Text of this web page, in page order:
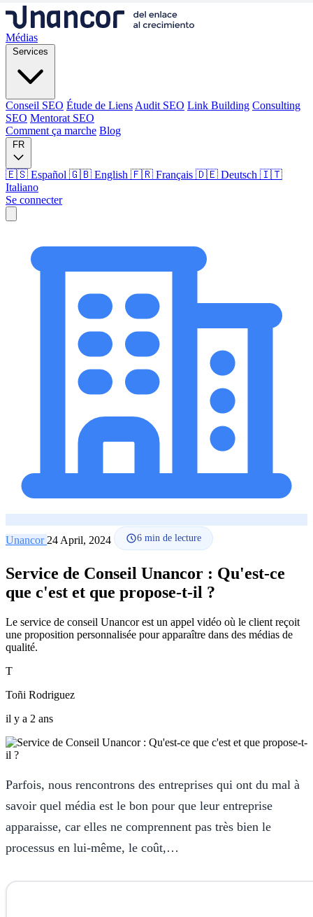
Médias
Services
Conseil SEO Étude de Liens Audit SEO Link Building Consulting
SEO Mentorat SEO
Comment ça marche Blog
FR
🇪🇸 Español 🇬🇧 English 🇫🇷 Français 🇩🇪 Deutsch 🇮🇹
Italiano
Se connecter
Étude de LiensAudit SEO
Mentorat SEO
Comment ça marche Blog
🇬🇧 EN🇫🇷 FR🇩🇪 DE 🇮🇹 IT
Unancor 24 April, 2024 6 min de lecture
Service de Conseil Unancor : Qu'est-ce
que c'est et que propose-t-il ?
Le service de conseil Unancor est un appel vidéo où le client reçoit
une proposition personnalisée pour apparaître dans des médias de
qualité.
T
Toñi Rodriguez
il y a 2 ans
Parfois, nous rencontrons des entreprises qui ont du mal à
savoir quel média est le bon pour que leur entreprise
apparaisse, car elles ne comprennent pas très bien le
processus en lui-même, le coût,…